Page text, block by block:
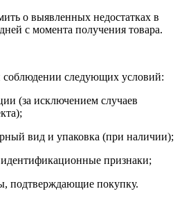
о выявленных недостатках в
с момента получения товара.
соблюдении следующих условий:
(за исключением случаев
вид и упаковка (при наличии);
признаки;
подтверждающие покупку.